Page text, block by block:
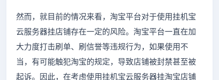
然而，就目前的情况来看，淘宝平台对于使用挂机宝
云服务器挂店铺存在一定的风险。淘宝平台一直在加
大力度打击刷单、刷信誉等违规行为，如果使用不
当，有可能触犯淘宝的规定，导致店铺被封禁甚至被
起诉。因此，在考虑使用挂机宝云服务器挂淘宝店铺